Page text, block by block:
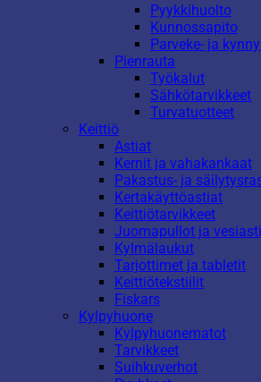
Pyykkihuolto
Kunnossapito
Parveke- ja
Pienrauta
Työkalut
Sähkötarvikkeet
Turvatuotteet
Keittiö
Astiat
Kernit ja vahakankaat
Pakastus- ja
Kertakäyttöastiat
Keittiötarvikkeet
Juomapullot ja
Kylmälaukut
Tarjottimet ja tabletit
Keittiötekstiilit
Fiskars
Kylpyhuone
Kylpyhuonematot
Tarvikkeet
Suihkuverhot